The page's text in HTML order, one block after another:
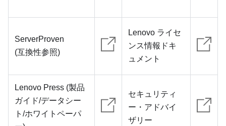
ServerProven
(互換性参照)
Lenovo ライセ
ンス情報ドキ
ュメント
Lenovo Press (製品
ガイド/データシー
ト/ホワイトペーパ
セキュリティ
ー・アドバイ
ザリー